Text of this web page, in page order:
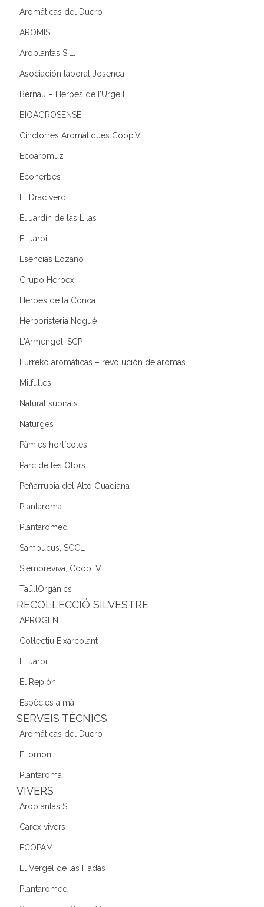
Aromáticas del Duero
AROMIS
Aroplantas S.L.
Asociación laboral Josenea
Bernau – Herbes de l’Urgell
BIOAGROSENSE
Cinctorres Aromàtiques Coop.V.
Ecoaromuz
Ecoherbes
El Drac verd
El Jardín de las Lilas
El Jarpil
Esencias Lozano
Grupo Herbex
Herbes de la Conca
Herboristeria Nogué
L'Armengol, SCP
Lurreko aromáticas – revolución de aromas
Milfulles
Natural subirats
Naturges
Pàmies hortícoles
Parc de les Olors
Peñarrubia del Alto Guadiana
Plantaroma
Plantaromed
Sambucus, SCCL
Siempreviva, Coop. V.
TaüllOrgànics
RECOL·LECCIÓ SILVESTRE
APROGEN
Col·lectiu Eixarcolant
El Jarpil
El Repión
Espècies a mà
SERVEIS TÈCNICS
Aromáticas del Duero
Fitomon
Plantaroma
VIVERS
Aroplantas S.L.
Carex vivers
ECOPAM
El Vergel de las Hadas
Plantaromed